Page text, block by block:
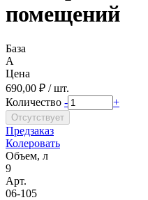
помещений
База
A
Цена
690,00 ₽ / шт.
Количество - +
Предзаказ
Колеровать
Объем, л
9
Арт.
06-105